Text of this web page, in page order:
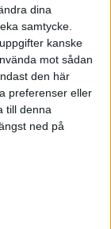
dina
samtycke.
kanske
mot sådan
den här
preferenser eller
till denna
ned på
med